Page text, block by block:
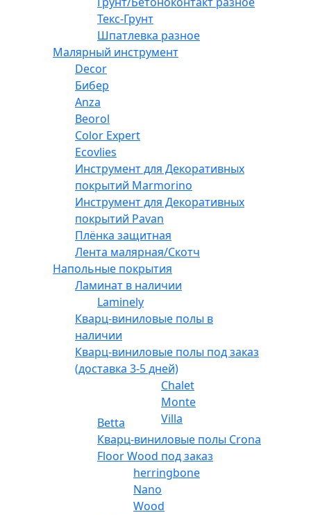
Текс-Грунт
Шпатлевка разное
Малярный инструмент
Decor
Бибер
Anza
Beorol
Color Expert
Ecovlies
Инструмент для Декоративных
покрытий Marmorino
Инструмент для Декоративных
покрытий Pavan
Плёнка защитная
Лента малярная/Скотч
Напольные покрытия
Ламинат в наличии
Laminely
Кварц-виниловые полы в
наличии
Кварц-виниловые полы под заказ
(доставка 3-5 дней)
Betta
Chalet
Monte
Villa
Кварц-виниловые полы Crona
Floor Wood под заказ
herringbone
Nano
Wood